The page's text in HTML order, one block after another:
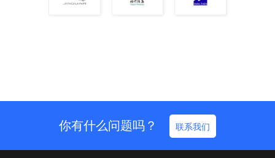
你有什么问题吗？ 联系我们